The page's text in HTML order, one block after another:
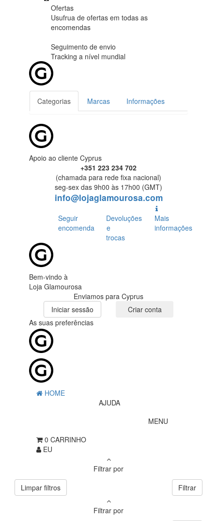
Ofertas
Usufrua de ofertas em todas as
encomendas
Seguimento de envio
Tracking a nível mundial
Categorias Marcas Informações
Apoio ao cliente Cyprus
+351 223 234 702
(chamada para rede fixa nacional)
seg-sex das 9h00 às 17h00 (GMT)
info@lojaglamourosa.com
Seguir
encomenda
Devoluções
e
trocas
Mais
informações
Bem-vindo à
Loja Glamourosa
Enviamos para Cyprus
Iniciar sessão
Criar conta
As suas preferências
HOME
AJUDA
MENU
0 CARRINHO
EU
Filtrar por
Limpar filtros
Filtrar
Filtrar por